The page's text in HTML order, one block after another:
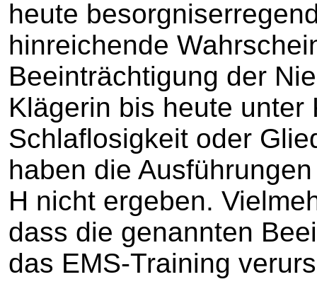
heute
hinreichende
Beeinträchtigung der
Klägerin bis heute unter
Schlaflosigkeit oder
haben die
H nicht ergeben.
dass die genannten
das EMS-Training